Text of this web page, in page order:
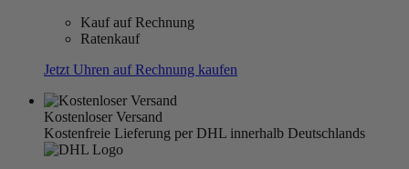
Kauf auf Rechnung
Ratenkauf
Jetzt Uhren auf Rechnung kaufen
Kostenloser Versand
Kostenfreie Lieferung per DHL innerhalb Deutschlands